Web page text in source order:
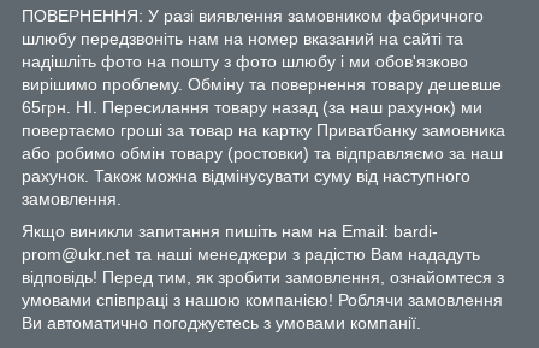
ПОВЕРНЕННЯ: У разі виявлення замовником фабричного
шлюбу передзвоніть нам на номер вказаний на сайті та
надішліть фото на пошту з фото шлюбу і ми обов'язково
вирішимо проблему. Обміну та повернення товару дешевше
65грн. НІ. Пересилання товару назад (за наш рахунок) ми
повертаємо гроші за товар на картку Приватбанку замовника
або робимо обмін товару (ростовки) та відправляємо за наш
рахунок. Також можна відмінусувати суму від наступного
замовлення.
Якщо виникли запитання пишіть нам на Email: bardi-
prom@ukr.net та наші менеджери з радістю Вам нададуть
відповідь! Перед тим, як зробити замовлення, ознайомтеся з
умовами співпраці з нашою компанією! Роблячи замовлення
Ви автоматично погоджуєтесь з умовами компанії.